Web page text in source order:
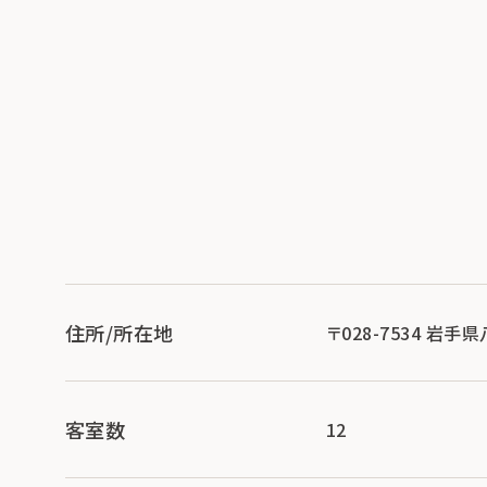
住所/所在地 〒028-7534 岩手県
客室数 12